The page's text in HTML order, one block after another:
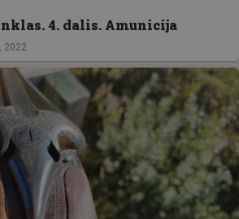
4. dalis. Amunicija
2022